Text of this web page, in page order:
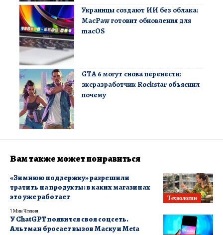
Украинцы создают ИИ без облака:
MacPaw готовит обновления для
macOS
GTA 6 могут снова перенести:
эксразработчик Rockstar объяснил
почему
Вам также может понравиться
Технологии
«Зимнюю поддержку» разрешили
тратить на продукты: в каких магазинах
это уже работает
1 Мин Чтения
У ChatGPT появится своя соцсеть.
Альтман бросает вызов Маску и Meta